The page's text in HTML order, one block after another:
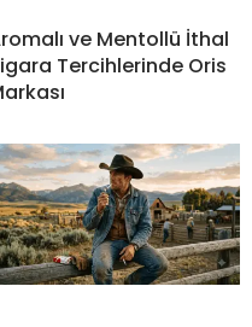
ve Mentollü İthal
Tercihlerinde Oris